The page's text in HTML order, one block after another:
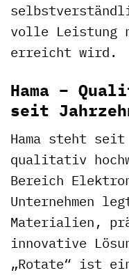
volle Leistung
erreicht wird.
Hama –
seit
Hama steht
qualitativ
Bereich
Unternehmen
Materialien,
innovative
„Rotate“ ist